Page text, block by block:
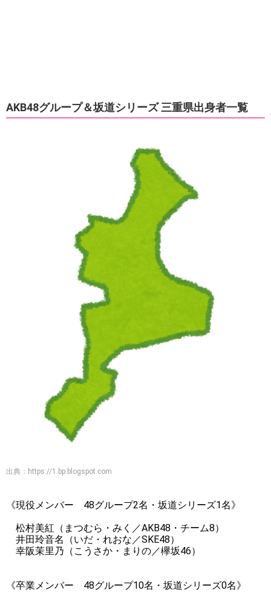
AKB48グループ＆坂道シリーズ 三重県出身者一覧
出典： https://1.bp.blogspot.com
《現役メンバー 48グループ2名・坂道シリーズ1名》
松村美紅（まつむら・みく／AKB48・チーム8）
井田玲音名（いだ・れおな／SKE48）
幸阪茉里乃（こうさか・まりの／欅坂46）
《卒業メンバー 48グループ10名・坂道シリーズ0名》